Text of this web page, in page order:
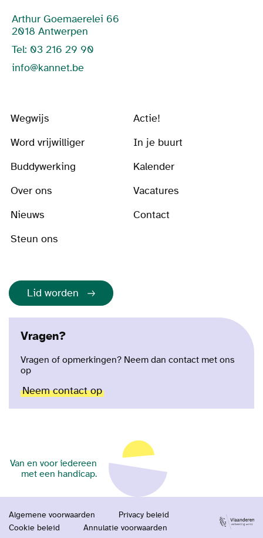
Arthur Goemaerelei 66
2018 Antwerpen
Tel: 03 216 29 90
info@kannet.be
Wegwijs
Actie!
Word vrijwilliger
In je buurt
Buddywerking
Kalender
Over ons
Vacatures
Nieuws
Contact
Steun ons
Lid worden
Vragen?
Vragen of opmerkingen? Neem dan contact met ons
op
Neem contact op
Van en voor iedereen
met een handicap.
Algemene voorwaarden
Privacy beleid
Cookie beleid
Annulatie voorwaarden